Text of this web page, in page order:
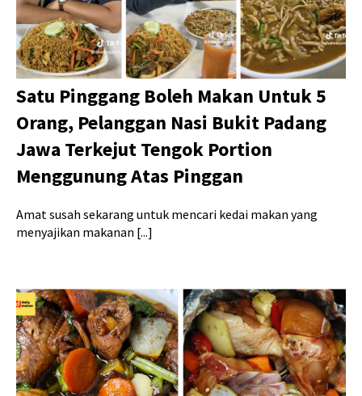
Satu Pinggang Boleh Makan Untuk 5
Orang, Pelanggan Nasi Bukit Padang
Jawa Terkejut Tengok Portion
Menggunung Atas Pinggan
Amat susah sekarang untuk mencari kedai makan yang
menyajikan makanan [...]